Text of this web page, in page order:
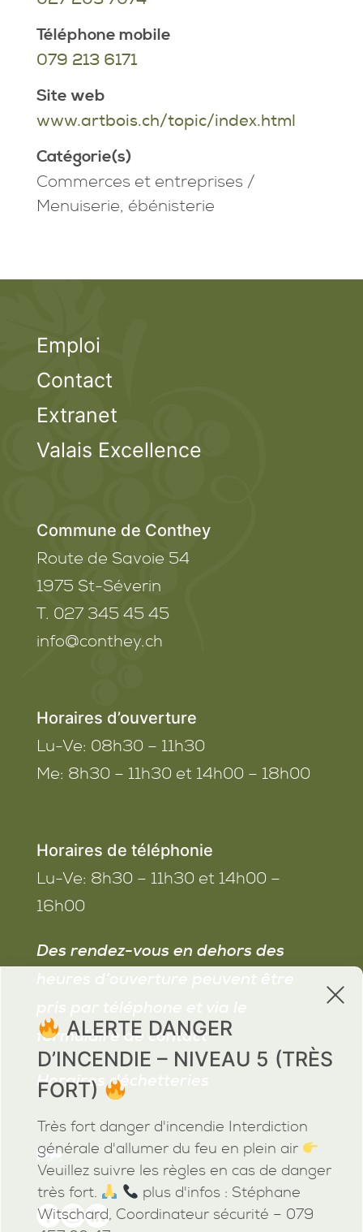
Téléphone mobile
079 213 6171
Site web
www.artbois.ch/topic/index.html
Catégorie(s)
Commerces et entreprises /
Menuiserie, ébénisterie
Emploi
Contact
Extranet
Valais Excellence
Commune de Conthey
Route de Savoie 54
1975 St-Séverin
T. 027 345 45 45
info@conthey.ch
Horaires d’ouverture
Lu-Ve: 08h30 – 11h30
Me: 8h30 – 11h30 et 14h00 – 18h00
Horaires de téléphonie
Lu-Ve: 8h30 – 11h30 et 14h00 –
16h00
Des rendez-vous en dehors des
formulaire de contact
Horaires déchetteries
x
ALERTE DANGER
D’INCENDIE – NIVEAU 5 (TRÈS
FORT)
Très fort danger d'incendie Interdiction
générale d'allumer du feu en plein air
Veuillez suivre les règles en cas de danger
très fort.
plus d'infos : Stéphane
Witschard, Coordinateur sécurité – 079